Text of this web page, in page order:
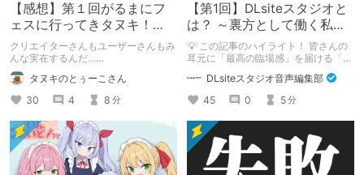
【感想】第１回がるまにフ
ェスに行ってきタヌキ！
【レポ】
クリエイターさんもユーザーさんもみ
んな実在するんだ……
タヌキのとぅーこさん
30
4 8 分
【第1回】DLsiteスタジオと
は？ ～裏方として働く私た
ちの紹介
💡 この記事のハイライト！ 皆さんの
耳元に「最高の臨場感」を届ける「サ
ウンドエンジニアの仕事」のリアルな
舞台裏を大公開！ スマートな専門
職……と思いきや、実態は「音の変態
（褒め言葉）」が集まるチーム！？
成人男性スタッフがダミヘに抱きつ
き、スタジオにアダルトグッズが転が
る超大真面目な理由とは？ クオリテ
ィ向上のための、ちょっとシュールな
（？）試行錯誤をたっぷりご紹介しま
DLsiteスタジオ音声編集部
45
0 5分